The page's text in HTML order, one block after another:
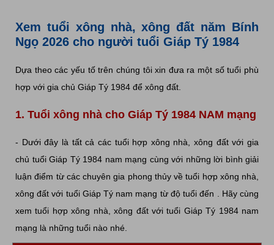
Xem tuổi xông nhà, xông đất năm Bính
Ngọ 2026 cho người tuổi Giáp Tý 1984
Dựa theo các yếu tố trên chúng tôi xin đưa ra một số tuổi phù
hợp với gia chủ Giáp Tý 1984 để xông đất.
1. Tuổi xông nhà cho Giáp Tý 1984 NAM mạng
- Dưới đây là tất cả các tuổi hợp xông nhà, xông đất với gia
chủ tuổi Giáp Tý 1984 nam mạng cùng với những lời bình giải
luận điểm từ các chuyên gia phong thủy về tuổi hợp xông nhà,
xông đất với tuổi Giáp Tý nam mạng từ độ tuổi đến . Hãy cùng
xem tuổi hợp xông nhà, xông đất với tuổi Giáp Tý 1984 nam
mạng là những tuổi nào nhé.